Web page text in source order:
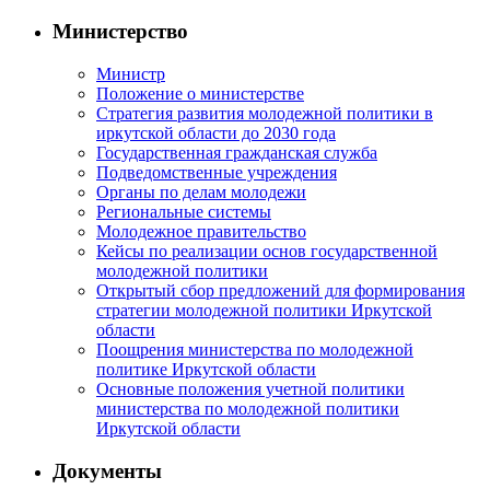
Министерство
Министр
Положение о министерстве
Стратегия развития молодежной политики в
иркутской области до 2030 года
Государственная гражданская служба
Подведомственные учреждения
Органы по делам молодежи
Региональные системы
Молодежное правительство
Кейсы по реализации основ государственной
молодежной политики
Открытый сбор предложений для формирования
стратегии молодежной политики Иркутской
области
Поощрения министерства по молодежной
политике Иркутской области
Основные положения учетной политики
министерства по молодежной политики
Иркутской области
Документы